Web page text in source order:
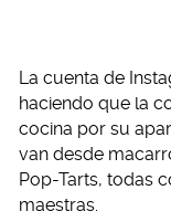
La cuenta de
haciendo que la
cocina por su
van desde
Pop-Tarts, todas
maestras.